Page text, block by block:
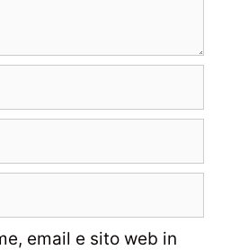
email e sito web in